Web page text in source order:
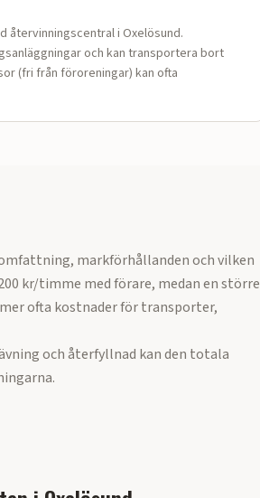
återvinningscentral i Oxelösund.
och kan transportera bort
(fri från föroreningar) kan ofta
markförhållanden och vilken
kr/timme med förare, medan en större
ofta kostnader för transporter,
och återfyllnad kan den totala